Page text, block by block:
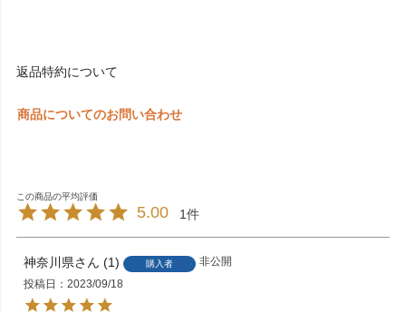
返品特約について
商品についてのお問い合わせ
5.00 1
神奈川県 1 購入者
非公開
投稿日
2023/09/18